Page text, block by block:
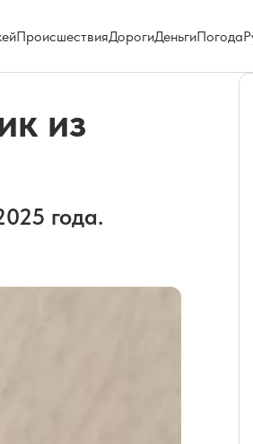
ПроисшествияДорогиДеньгиПогода
из
года.